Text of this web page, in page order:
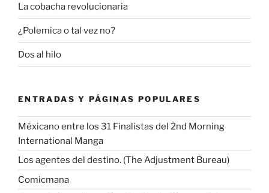
La cobacha revolucionaria
¿Polemica o tal vez no?
Dos al hilo
ENTRADAS Y PÁGINAS POPULARES
Méxicano entre los 31 Finalistas del 2nd Morning
International Manga
Los agentes del destino. (The Adjustment Bureau)
Comicmana